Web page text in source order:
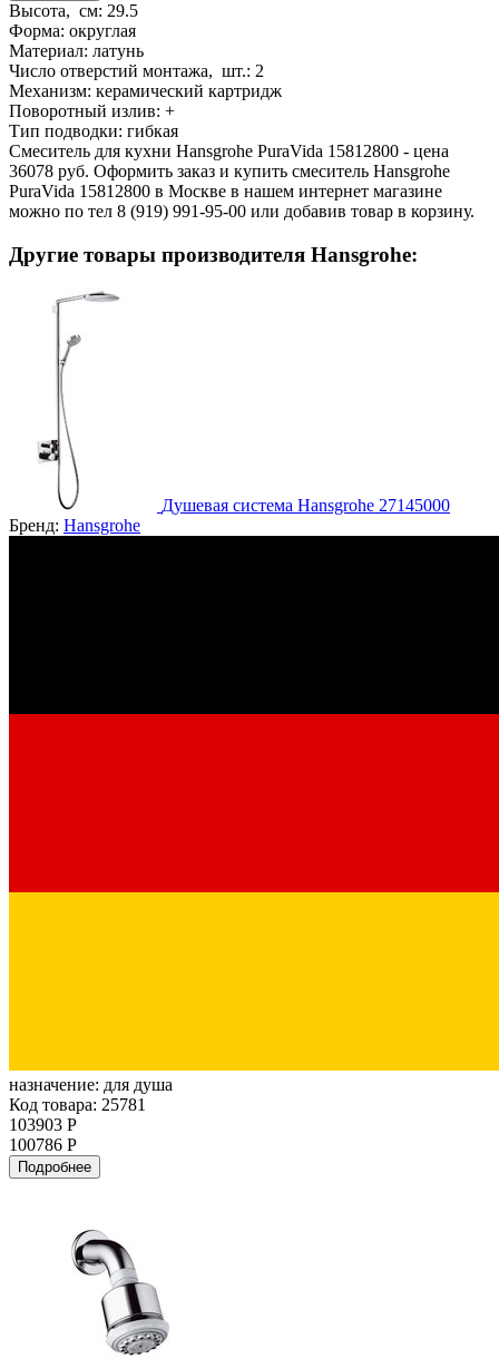
Высота, см: 29.5
Форма: округлая
Материал: латунь
Число отверстий монтажа, шт.: 2
Механизм: керамический картридж
Поворотный излив: +
Тип подводки: гибкая
Смеситель для кухни Hansgrohe PuraVida 15812800 - цена
36078 руб. Оформить заказ и купить смеситель Hansgrohe
PuraVida 15812800 в Москве в нашем интернет магазине
можно по тел 8 (919) 991-95-00 или добавив товар в корзину.
Другие товары производителя Hansgrohe:
Душевая система Hansgrohe 27145000
Бренд: Hansgrohe
назначение: для душа
Код товара: 25781
103903 Р
100786 Р
Подробнее